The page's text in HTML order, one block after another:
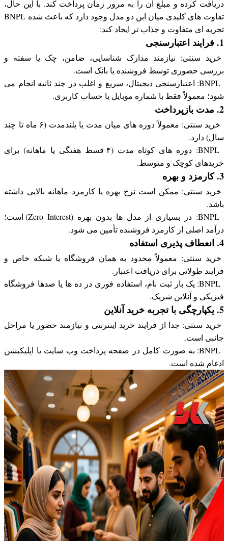
دریافت کرده و مبلغ آن را به مرور زمان پرداخت کند. با این حال،
تفاوت های کلیدی میان این دو مدل وجود دارد که باعث شده BNPL
تجربه ای متفاوت و جذاب تر ایجاد کند:
1. فرایند اعتبارسنجی
خرید سنتی: نیازمند مدارک شناسایی، ضامن، چک یا سفته و
بررسی حضوری توسط فروشنده یا بانک است.
BNPL: اعتبارسنجی دیجیتال، سریع و اغلب در چند ثانیه انجام می
شود؛ معمولاً فقط با شماره موبایل یا حساب کاربری.
2. مدت بازپرداخت
خرید سنتی: معمولاً دوره های میان مدت یا بلندمدت (۶ ماه تا چند
سال) دارد.
BNPL: دوره های کوتاه مدت (۴ قسط هفتگی یا ماهانه) برای
خریدهای کوچک و متوسط.
3. کارمزد و بهره
خرید سنتی: ممکن است نرخ بهره یا کارمزد ماهانه بالایی داشته
باشد.
BNPL: در بسیاری از مدل ها بدون بهره (Zero Interest) است؛
درآمد اصلی از کارمزد فروشنده تأمین می شود.
4. انعطاف پذیری استفاده
خرید سنتی: معمولاً محدود به همان فروشگاه یا شبکه خاص و
فرایند طولانی برای دریافت اعتبار.
BNPL: یک بار ثبت نام، استفاده فوری در ده ها یا صدها فروشگاه
فیزیکی و آنلاین شریک.
5. یکپارچگی با تجربه خرید آنلاین
خرید سنتی: جدا از فرایند خرید اینترنتی و نیازمند حضور یا مراحل
جانبی است.
BNPL: به صورت کامل در صفحه پرداخت وب سایت یا اپلیکیشن
ادغام شده است.